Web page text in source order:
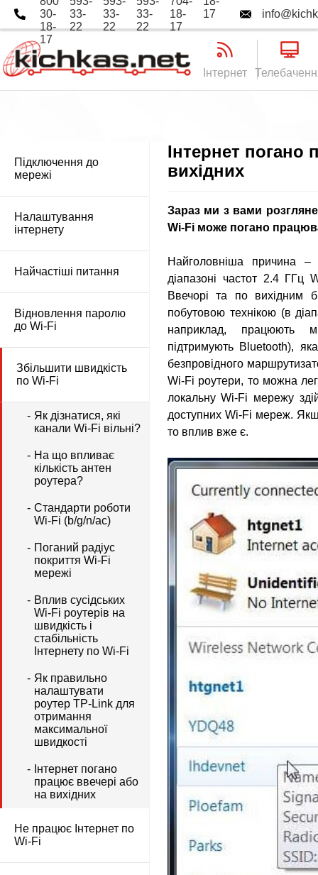
30-
18-
17
33-
22
33-
22
33-
22
18-
17
17
Інтернет
Підключення до
мережі
Налаштування
інтернету
Найчастіші питання
Відновлення паролю
до Wi-Fi
Збільшити швидкість
по Wi-Fi
Як дізнатися, які
канали Wi-Fi вільні?
На що впливає
кількість антен
роутера?
Стандарти роботи
Wi-Fi (b/g/n/ac)
Поганий радіус
покриття Wi-Fi
мережі
Вплив сусідських
Wi-Fi роутерів на
швидкість і
стабільність
Інтернету по Wi-Fi
Як правильно
налаштувати
роутер TP-Link для
отримання
максимальної
швидкості
Інтернет погано
працює ввечері або
на вихідних
Не працює Інтернет по
Wi-Fi
Інтернет погано
вихідних
Зараз ми з вами
Wi-Fi може погано
Найголовніша причина –
діапазоні частот 2.4 ГГц
Ввечорі та по вихідним
побутовою технікою (в
наприклад, працюють
підтримують Bluetooth),
безпровідного
Wi-Fi роутери, то можна
локальну Wi-Fi мережу
доступних Wi-Fi мереж.
то вплив вже є.